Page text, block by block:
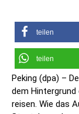
teilen
teilen
Peking (dpa) –
dem Hintergrund
reisen. Wie das